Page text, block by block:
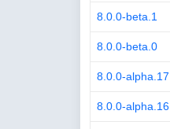
8.0.0-beta.1
8.0.0-beta.0
8.0.0-alpha.17
8.0.0-alpha.16